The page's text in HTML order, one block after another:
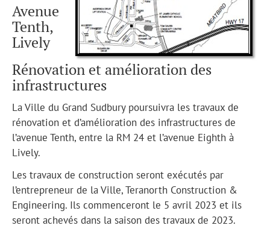
Avenue
Tenth,
Lively
Rénovation et amélioration des
infrastructures
La Ville du Grand Sudbury poursuivra les travaux de
rénovation et d’amélioration des infrastructures de
l’avenue Tenth, entre la RM 24 et l’avenue Eighth à
Lively.
Les travaux de construction seront exécutés par
l’entrepreneur de la Ville, Teranorth Construction &
Engineering. Ils commenceront le 5 avril 2023 et ils
seront achevés dans la saison des travaux de 2023.